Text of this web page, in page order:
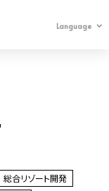
Language
総合リゾート開発